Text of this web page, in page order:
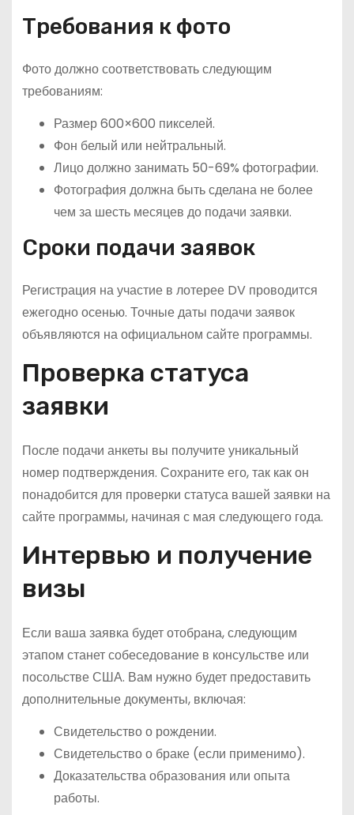
Требования к фото
Фото должно соответствовать следующим
требованиям:
Размер 600×600 пикселей.
Фон белый или нейтральный.
Лицо должно занимать 50-69% фотографии.
Фотография должна быть сделана не более
чем за шесть месяцев до подачи заявки.
Сроки подачи заявок
Регистрация на участие в лотерее DV проводится
ежегодно осенью. Точные даты подачи заявок
объявляются на официальном сайте программы.
Проверка статуса
заявки
После подачи анкеты вы получите уникальный
номер подтверждения. Сохраните его, так как он
понадобится для проверки статуса вашей заявки на
сайте программы, начиная с мая следующего года.
Интервью и получение
визы
Если ваша заявка будет отобрана, следующим
этапом станет собеседование в консульстве или
посольстве США. Вам нужно будет предоставить
дополнительные документы, включая:
Свидетельство о рождении.
Свидетельство о браке (если применимо).
Доказательства образования или опыта
работы.